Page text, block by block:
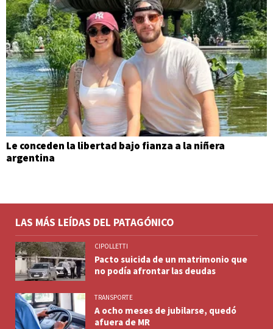
Le conceden la libertad bajo fianza a la niñera
argentina
LAS MÁS LEÍDAS DEL PATAGÓNICO
CIPOLLETTI
Pacto suicida de un matrimonio que
no podía afrontar las deudas
TRANSPORTE
A ocho meses de jubilarse, quedó
afuera de MR